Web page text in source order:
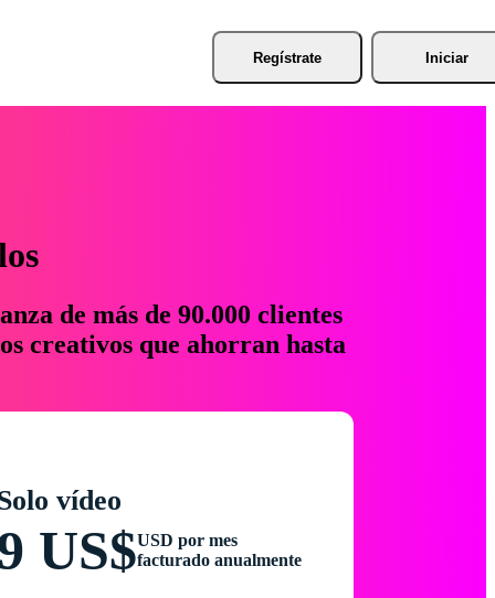
Regístrate Iniciar
de más de 90.000 clientes
creativos que ahorran hasta
vídeo
US$USD por mes
facturado anualmente